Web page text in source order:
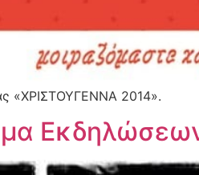
«ΧΡΙΣΤΟΥΓΕΝΝΑ 2014».